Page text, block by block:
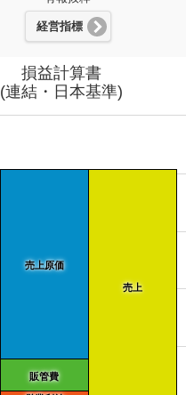
経営指標
損益計算書
(連結・日本基準)
売上原価
販管費
売上